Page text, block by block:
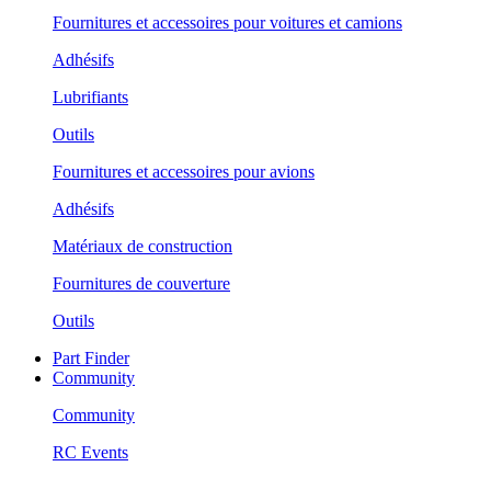
Fournitures et accessoires pour voitures et camions
Adhésifs
Lubrifiants
Outils
Fournitures et accessoires pour avions
Adhésifs
Matériaux de construction
Fournitures de couverture
Outils
Part Finder
Community
Community
RC Events